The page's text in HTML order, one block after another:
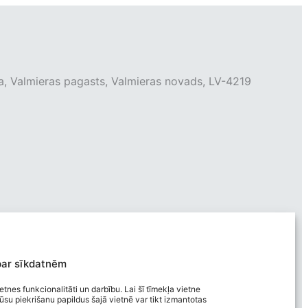
sīkdatnēm
funkcionalitāti un darbību. Lai šī tīmekļa vietne
piekrišanu papildus šajā vietnē var tikt izmantotas
Valmieras pagasts, Valmieras novads, LV-4219